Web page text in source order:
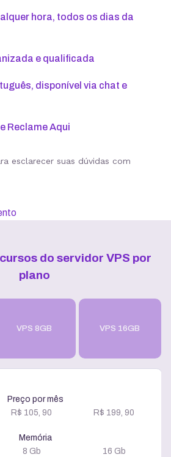
hora, todos os dias da
e qualificada
disponível via chat e
Reclame Aqui
esclarecer suas dúvidas com
do servidor VPS por
plano
VPS 8GB VPS 16GB
Preço por mês
R$ 105, 90 R$ 199, 90
Memória
8 Gb 16 Gb